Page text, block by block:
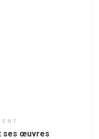
ses œuvres